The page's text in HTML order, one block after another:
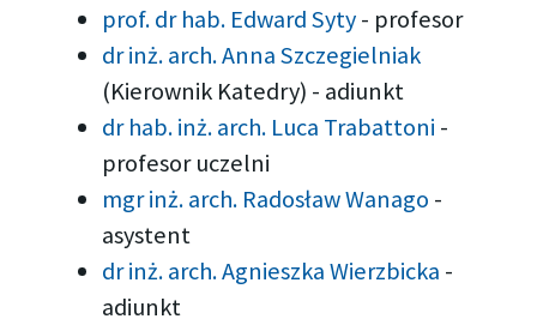
prof. dr hab. Edward Syty- profesor
dr inż. arch. Anna Szczegielniak
(Kierownik Katedry) - adiunkt
dr hab. inż. arch. Luca Trabattoni -
profesor uczelni
mgr inż. arch. Radosław Wanago -
asystent
dr inż. arch. Agnieszka Wierzbicka -
adiunkt